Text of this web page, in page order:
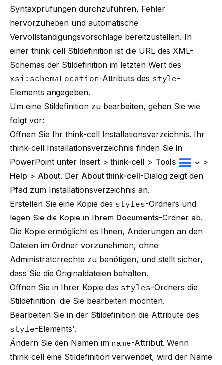
Syntaxprüfungen durchzuführen, Fehler
hervorzuheben und automatische
Vervollständigungsvorschläge bereitzustellen. In
einer think-cell Stildefinition ist die URL des XML-
Schemas der Stildefinition im letzten Wert des
xsi:schemaLocation-Attributs des style-
Elements angegeben.
Um eine Stildefinition zu bearbeiten, gehen Sie wie
folgt vor:
Öffnen Sie Ihr think-cell Installationsverzeichnis. Ihr
think-cell Installationsverzeichnis finden Sie in
PowerPoint unter Insert >think-cell > Tools
>
Help > About. Der About think-cell-Dialog zeigt den
Pfad zum Installationsverzeichnis an.
Erstellen Sie eine Kopie des styles-Ordners und
legen Sie die Kopie in Ihrem Documents-Ordner ab.
Die Kopie ermöglicht es Ihnen, Änderungen an den
Dateien im Ordner vorzunehmen, ohne
Administratorrechte zu benötigen, und stellt sicher,
dass Sie die Originaldateien behalten.
Öffnen Sie in Ihrer Kopie des styles-Ordners die
Stildefinition, die Sie bearbeiten möchten.
Bearbeiten Sie in der Stildefinition die Attribute des
style-Elements'.
Ändern Sie den Namen im name-Attribut. Wenn
think-cell eine Stildefinition verwendet, wird der Name